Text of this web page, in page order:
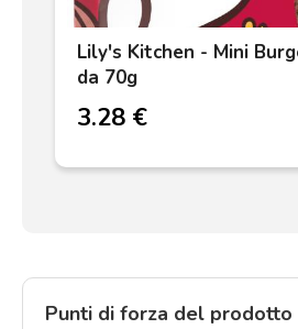
Lily's Kitchen - Mini
da 70g
3.28 €
Punti di forza del prodotto